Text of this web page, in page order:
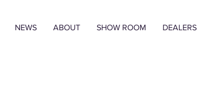
NEWS ABOUT SHOW ROOM DEALERS